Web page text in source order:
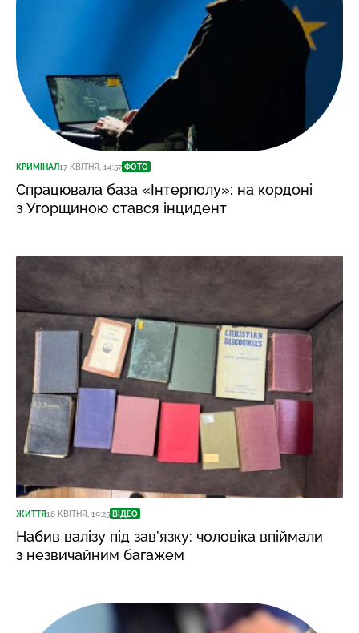
КРИМІНАЛ17 КВІТНЯ, 14:57 ФОТО
Спрацювала база «Інтерполу»: на кордоні
з Угорщиною стався інцидент
ЖИТТЯ16 КВІТНЯ, 19:25 ВІДЕО
Набив валізу під зав’язку: чоловіка впіймали
з незвичайним багажем